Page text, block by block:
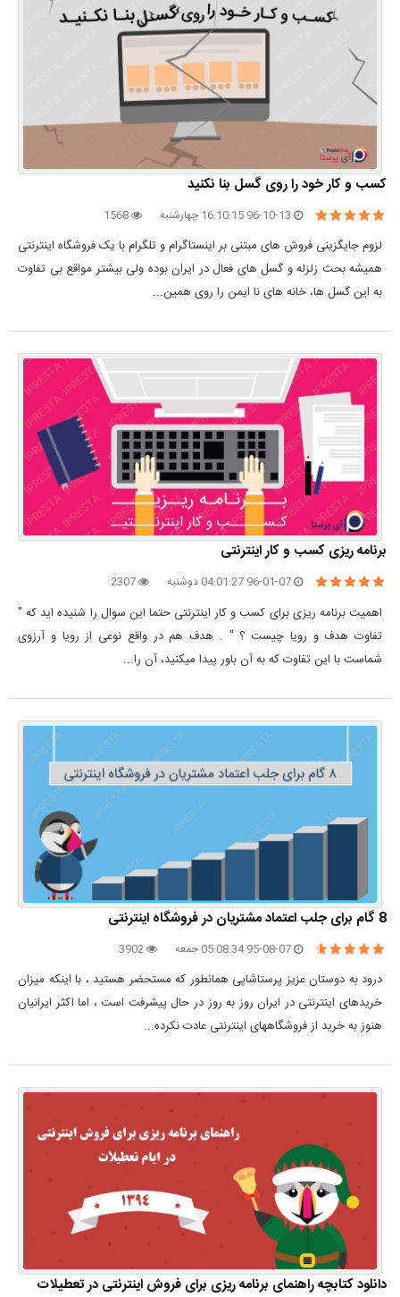
کسب و کار خود را روی گسل بنا نکنید
لزوم جایگزینی فروش های مبتنی بر اینستاگرام و تلگرام با یک فروشگاه اینترنتی
همیشه بحث زلزله و گسل های فعال در ایران بوده ولی بیشتر مواقع بی تفاوت
به این گسل ها، خانه های نا ایمن را روی همین...
برنامه ریزی کسب و کار اینترنتی
اهمیت برنامه ریزی برای کسب و کار اینترنتی حتما این سوال را شنیده اید که "
تفاوت هدف و رویا چیست ؟ " . هدف هم در واقع نوعی از رویا و آرزوی
شماست با این تفاوت که به آن باور پیدا میکنید، آن را...
8 گام برای جلب اعتماد مشتریان در فروشگاه اینترنتی
درود به دوستان عزیز پرستاشاپی همانطور که مستحضر هستید ، با اینکه میزان
خریدهای اینترنتی در ایران روز به روز در حال پیشرفت است ، اما اکثر ایرانیان
هنوز به خرید از فروشگاههای اینترنتی عادت نکرده...
دانلود کتابچه راهنمای برنامه ریزی برای فروش اینترنتی در تعطیلات